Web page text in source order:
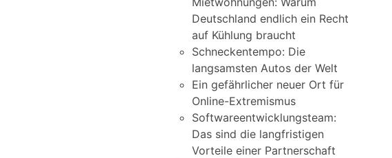
Deutschland endlich ein Recht
auf Kühlung braucht
Schneckentempo: Die
langsamsten Autos der Welt
Ein gefährlicher neuer Ort für
Online-Extremismus
Softwareentwicklungsteam:
Das sind die langfristigen
Vorteile einer Partnerschaft